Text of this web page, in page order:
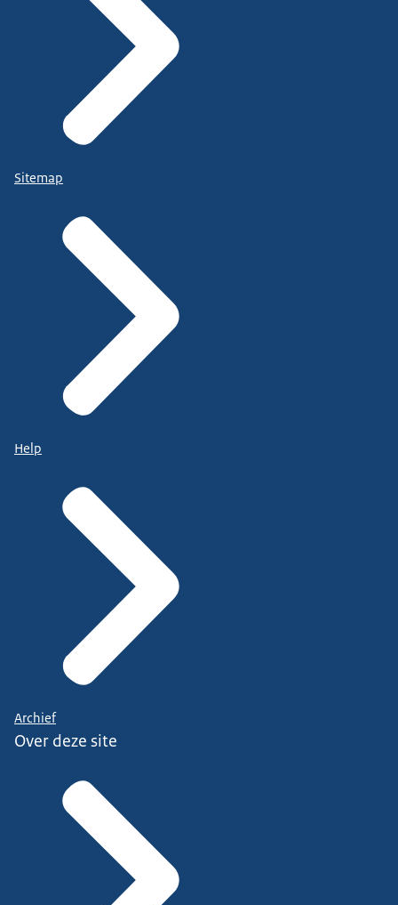
Sitemap
Help
Archief
Over deze site